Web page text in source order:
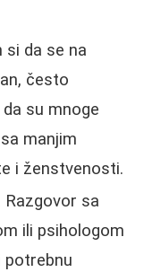
si da se na
često
su mnoge
manjim
i ženstvenosti.
Razgovor sa
ili psihologom
potrebnu